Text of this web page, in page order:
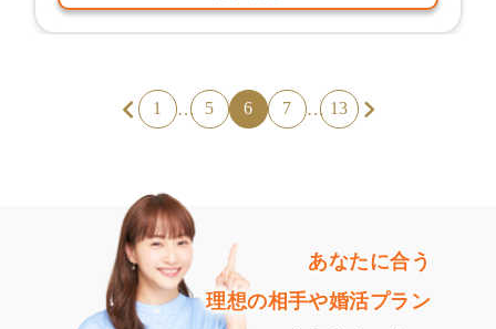
1 … 5 6 7 … 13
あなたに合う
理想の相手や婚活プラン